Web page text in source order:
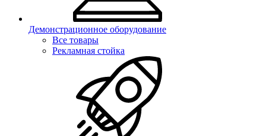
Демонстрационное оборудование
Все товары
Рекламная стойка